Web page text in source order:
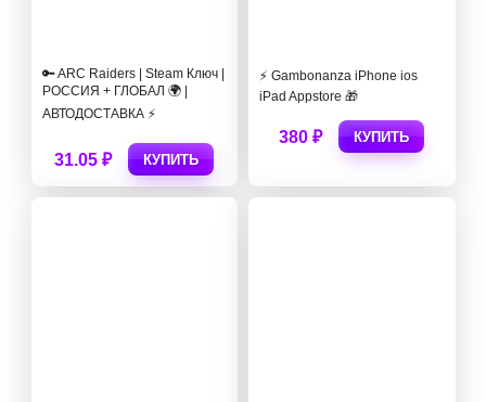
🔑 ARC Raiders | Steam Ключ |
РОССИЯ + ГЛОБАЛ 🌍 |
АВТОДОСТАВКА ⚡
31.05 ₽ КУПИТЬ
⚡️ Gambonanza iPhone ios
iPad Appstore 🎁
380 ₽ КУПИТЬ